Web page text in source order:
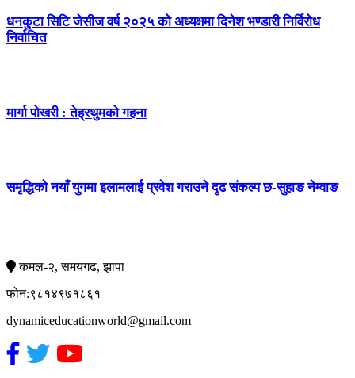
धनकुटा सिटि जेसीज वर्ष २०२५ को अध्यक्षमा दिनेश भण्डारी निर्विरोध
निर्वाचित
मार्गा पोखरी : तेह्रथुमको गहना
समृद्धिको नयाँ युगमा इलामलाई प्रवेश गराउने दृढ संकल्प छ-सुहाङ नेम्वाङ
कमल-२, समयगढ, झापा
फोन:९८१४९७१८६१
dynamiceducationworld@gmail.com